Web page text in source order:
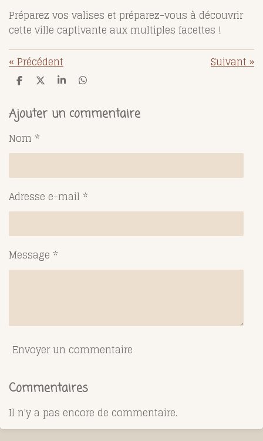
Préparez vos valises et préparez-vous à découvrir
cette ville captivante aux multiples facettes !
« Précédent Suivant »
P
t
a
e
r
P
t
a
r
P
t
a
r
P
t
a
r
Ajouter un commentaire
Nom *
Adresse e-mail *
Message *
Envoyer un commentaire
Commentaires
Il n'y a pas encore de commentaire.